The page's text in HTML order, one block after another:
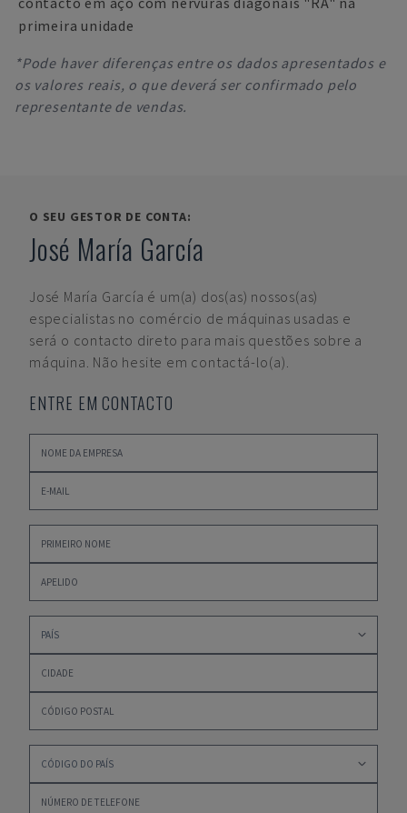
primeira unidade
*Pode haver diferenças entre os dados apresentados e
os valores reais, o que deverá ser confirmado pelo
representante de vendas.
O SEU GESTOR DE CONTA:
José María García
José María García é um(a) dos(as) nossos(as)
especialistas no comércio de máquinas usadas e
será o contacto direto para mais questões sobre a
máquina. Não hesite em contactá-lo(a).
ENTRE EM CONTACTO